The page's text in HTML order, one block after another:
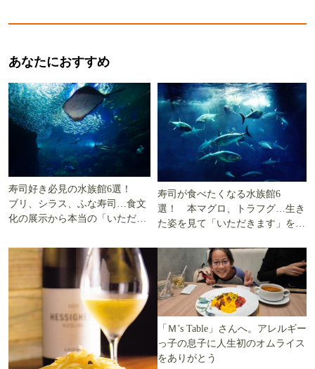
あなたにおすすめ
寿司好き必見の水族館6選！
ブリ、シラス、ふな寿司…食文
化の展示から本当の「いただき
寿司が食べたくなる水族館6
選！ 本マグロ、トラフグ…生き
た姿を見て「いただきます」を考
「Ｍ’s Table」さんへ。アレルギー
っ子の息子に人生初のオムライス
をありがとう